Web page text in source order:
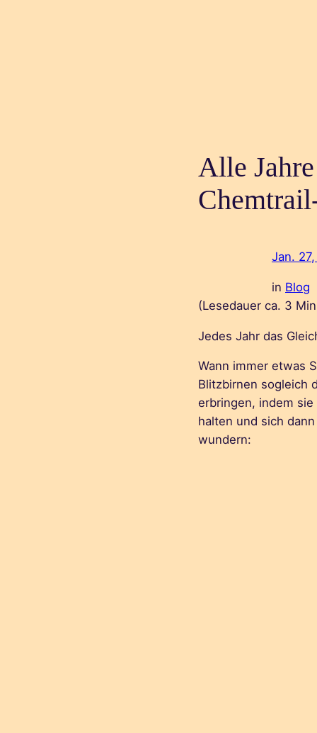
Alle
Jan.
in Blog
(Lesedauer ca. 3
Jedes Jahr das
Wann immer etwas
Blitzbirnen sogleich
erbringen, indem sie
halten und sich
wundern: